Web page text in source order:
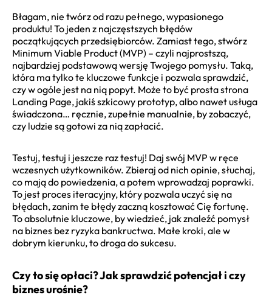
Błagam, nie twórz od razu pełnego, wypasionego
produktu! To jeden z najczęstszych błędów
początkujących przedsiębiorców. Zamiast tego, stwórz
Minimum Viable Product (MVP) – czyli najprostszą,
najbardziej podstawową wersję Twojego pomysłu. Taką,
która ma tylko te kluczowe funkcje i pozwala sprawdzić,
czy w ogóle jest na nią popyt. Może to być prosta strona
Landing Page, jakiś szkicowy prototyp, albo nawet usługa
świadczona… ręcznie, zupełnie manualnie, by zobaczyć,
czy ludzie są gotowi za nią zapłacić.
Testuj, testuj i jeszcze raz testuj! Daj swój MVP w ręce
wczesnych użytkowników. Zbieraj od nich opinie, słuchaj,
co mają do powiedzenia, a potem wprowadzaj poprawki.
To jest proces iteracyjny, który pozwala uczyć się na
błędach, zanim te błędy zaczną kosztować Cię fortunę.
To absolutnie kluczowe, by wiedzieć, jak znaleźć pomysł
na biznes bez ryzyka bankructwa. Małe kroki, ale w
dobrym kierunku, to droga do sukcesu.
Czy to się opłaci? Jak sprawdzić potencjał i czy
biznes urośnie?